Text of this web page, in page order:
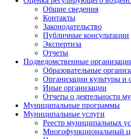
Общие сведения
Контакты
Законодательство
Публичные консультации
Экспертиза
Отчеты
Подведомственные
Образовательные
Организации культуры и
Иные организации
Отчеты о деятельности
Муниципальные программы
Муниципальные услуги
Реестр муниципальных
Многофункциональный